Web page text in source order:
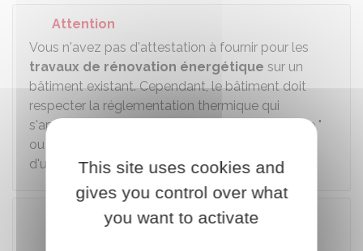
Attention
Vous n'avez pas d'attestation à fournir pour les
travaux de rénovation énergétique sur un
bâtiment existant. Cependant, le bâtiment doit
respecter la réglementation thermique qui
s'applique aux bâtiments existants (RT " globale "
ou RT " éléments ") et peut toujours faire l'objet
d'un contrôle de la réglementation.
This site uses cookies and
gives you control over what
you want to activate